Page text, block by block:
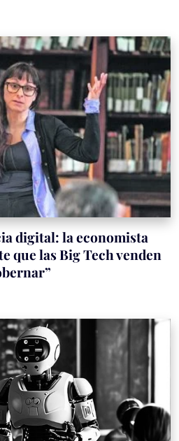
digital: la economista
que las Big Tech venden